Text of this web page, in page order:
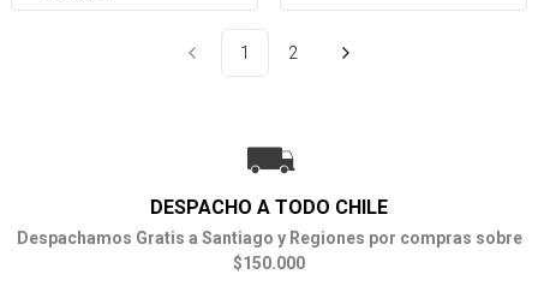
1 2
DESPACHO A TODO CHILE
Despachamos Gratis a Santiago y Regiones por compras sobre
$150.000